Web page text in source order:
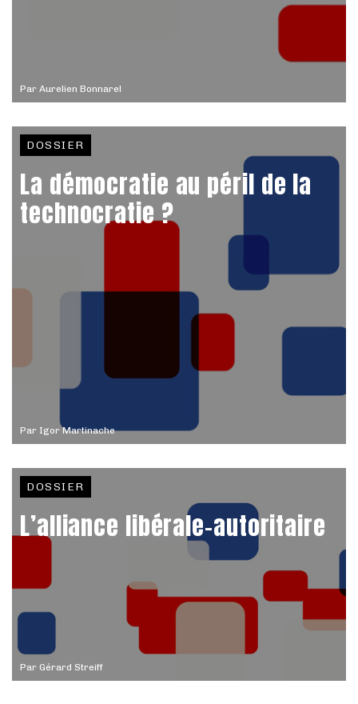
Par Aurelien Bonnarel
Par Igor Martinache
DOSSIER
La démocratie au péril de la
technocratie ?
Par Gérard Streiff
DOSSIER
L’alliance libérale-autoritaire